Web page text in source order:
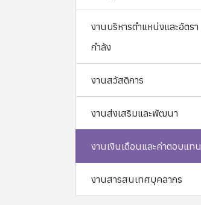
งานบริหารตำแหน่งและอัตรา
กำลัง
งานสวัสดิการ
งานส่งเสริมและพัฒนา
งานเงินเดือนและค่าตอบแทน
งานสารสนเทศบุคลากร